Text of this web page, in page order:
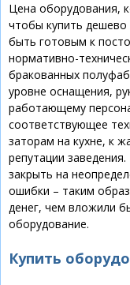
Цена оборудования,
чтобы купить дешево
быть готовым к
нормативно-
бракованных
уровне оснащения,
работающему
соответствующее
заторам на кухне, к
репутации
закрыть на
ошибки – таким
денег, чем вложили
оборудование.
Купить